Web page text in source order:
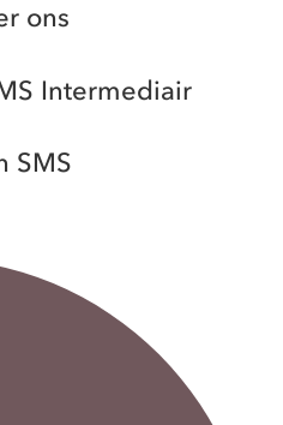
ons
Intermediair
SMS